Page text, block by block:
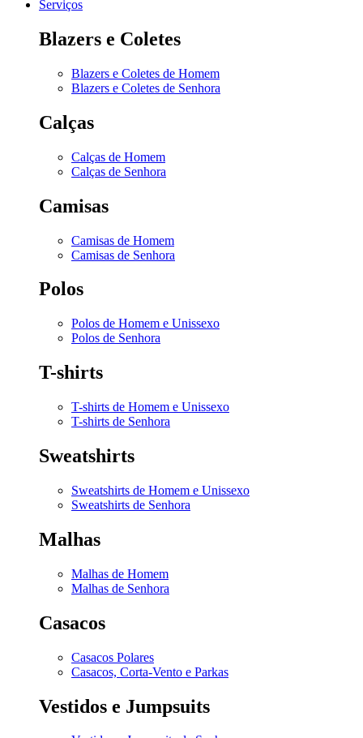
Serviços
Blazers e Coletes
Blazers e Coletes de Homem
Blazers e Coletes de Senhora
Calças
Calças de Homem
Calças de Senhora
Camisas
Camisas de Homem
Camisas de Senhora
Polos
Polos de Homem e Unissexo
Polos de Senhora
T-shirts
T-shirts de Homem e Unissexo
T-shirts de Senhora
Sweatshirts
Sweatshirts de Homem e Unissexo
Sweatshirts de Senhora
Malhas
Malhas de Homem
Malhas de Senhora
Casacos
Casacos Polares
Casacos, Corta-Vento e Parkas
Vestidos e Jumpsuits